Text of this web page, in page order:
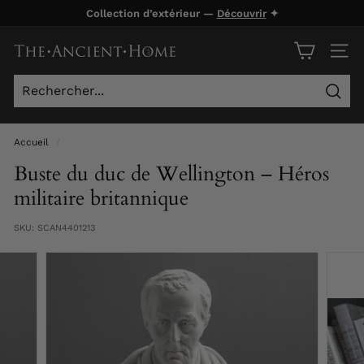
contenu
Collection d’extérieur — Découvrir✦
T
h
e
A
n
c
i
n
t
Accueil
Buste du duc de Wellington – Héros
militaire britannique
SKU: SCAN4401213